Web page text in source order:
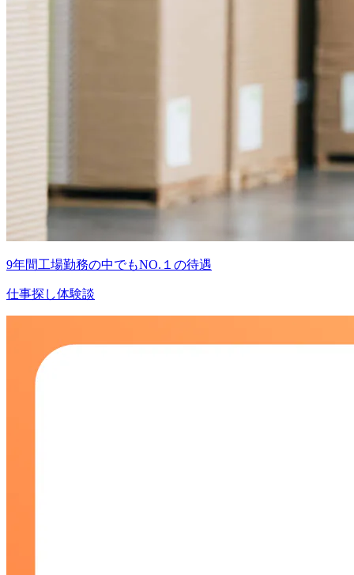
9年間工場勤務の中でもNO.１の待遇
仕事探し体験談